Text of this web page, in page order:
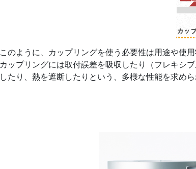
このように、カップリングを使う必要性は用途や使用
カップリングには取付誤差を吸収したり（フレキシ
したり、熱を遮断したりという、多様な性能を求めら